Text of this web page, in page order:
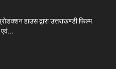
हाउस द्वारा उत्तराखण्डी फिल्म
एवं...